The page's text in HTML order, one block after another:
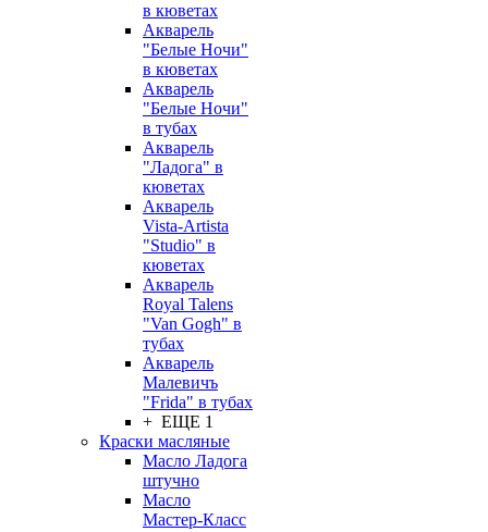
в кюветах
Акварель
"Белые Ночи"
в кюветах
Акварель
"Белые Ночи"
в тубах
Акварель
"Ладога" в
кюветах
Акварель
Vista-Artista
"Studio" в
кюветах
Акварель
Royal Talens
"Van Gogh" в
тубах
Акварель
Малевичъ
"Frida" в тубах
+ ЕЩЕ 1
Краски масляные
Масло Ладога
штучно
Масло
Мастер-Класс